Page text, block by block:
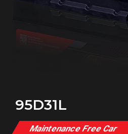
95D31L
Maintenance Free Car